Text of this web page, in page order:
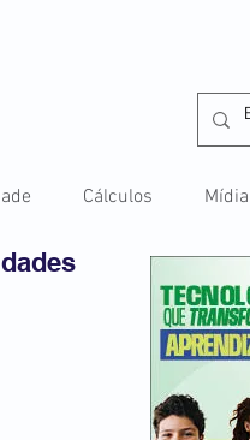
Cálculos